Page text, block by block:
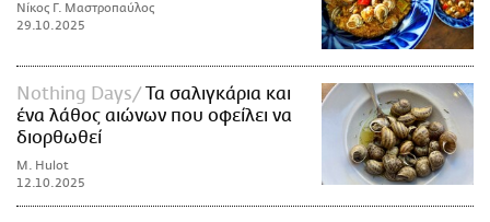
Νίκος Γ. Μαστροπαύλος
29.10.2025
Nothing Days
Τα σαλιγκάρια και
ένα λάθος αιώνων που οφείλει να
διορθωθεί
M. Hulot
12.10.2025